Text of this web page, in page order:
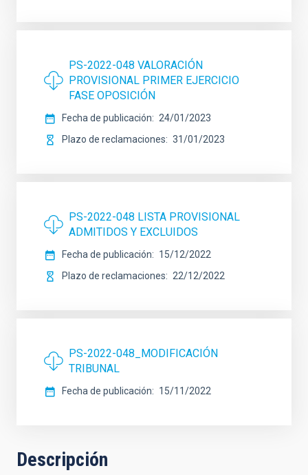
PS-2022-048 VALORACIÓN
PROVISIONAL PRIMER EJERCICIO
FASE OPOSICIÓN
Fecha de publicación
24/01/2023
Plazo de reclamaciones
31/01/2023
PS-2022-048 LISTA PROVISIONAL
ADMITIDOS Y EXCLUIDOS
Fecha de publicación
15/12/2022
Plazo de reclamaciones
22/12/2022
PS-2022-048_MODIFICACIÓN
TRIBUNAL
Fecha de publicación 15/11/2022
Descripción